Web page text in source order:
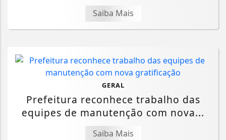
Saiba Mais
GERAL
Prefeitura reconhece trabalho das
equipes de manutenção com nova...
Saiba Mais